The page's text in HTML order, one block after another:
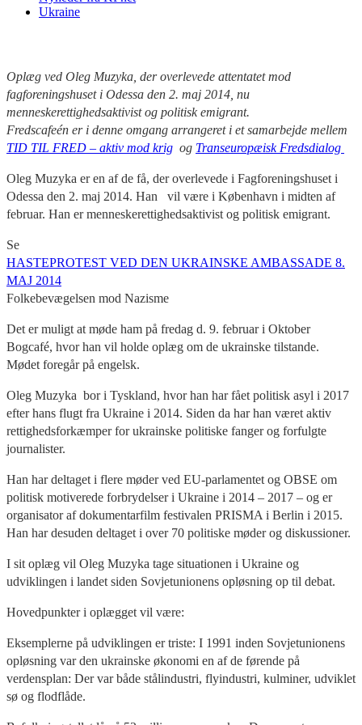
Ukraine
Oplæg ved Oleg Muzyka, der overlevede attentatet mod
fagforeningshuset i Odessa den 2. maj 2014, nu
menneskerettighedsaktivist og politisk emigrant.
Fredscafeén er i denne omgang arrangeret i et samarbejde mellem
TID TIL FRED – aktiv mod krig og Transeuropæisk Fredsdialog
Oleg Muzyka er en af de få, der overlevede i Fagforeningshuset i
Odessa den 2. maj 2014. Han vil være i København i midten af
februar. Han er menneskerettighedsaktivist og politisk emigrant.
Se
HASTEPROTEST VED DEN UKRAINSKE AMBASSADE 8.
MAJ 2014
Folkebevægelsen mod Nazisme
Det er muligt at møde ham på fredag d. 9. februar i Oktober
Bogcafé, hvor han vil holde oplæg om de ukrainske tilstande.
Mødet foregår på engelsk.
Oleg Muzyka bor i Tyskland, hvor han har fået politisk asyl i 2017
efter hans flugt fra Ukraine i 2014. Siden da har han været aktiv
rettighedsforkæmper for ukrainske politiske fanger og forfulgte
journalister.
Han har deltaget i flere møder ved EU-parlamentet og OBSE om
politisk motiverede forbrydelser i Ukraine i 2014 – 2017 – og er
organisator af dokumentarfilm festivalen PRISMA i Berlin i 2015.
Han har desuden deltaget i over 70 politiske møder og diskussioner.
I sit oplæg vil Oleg Muzyka tage situationen i Ukraine og
udviklingen i landet siden Sovjetunionens opløsning op til debat.
Hovedpunkter i oplægget vil være:
Eksemplerne på udviklingen er triste: I 1991 inden Sovjetunionens
opløsning var den ukrainske økonomi en af de førende på
verdensplan: Der var både stålindustri, flyindustri, kulminer, udviklet
sø og flodflåde.